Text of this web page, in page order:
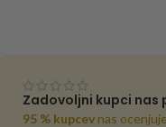
Zadovoljni kupci
95 % kupcev nas